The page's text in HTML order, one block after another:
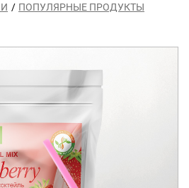
ПОПУЛЯРНЫЕ ПРОДУКТЫ